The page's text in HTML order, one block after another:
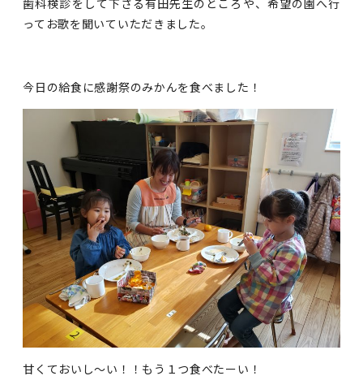
ってお歌を聞いていただきました。
今日の給食に感謝祭のみかんを食べました！
甘くておいし～い！！もう１つ食べたーい！